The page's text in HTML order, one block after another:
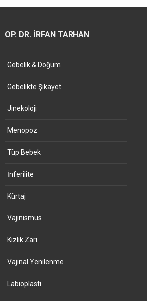
OP. DR. İRFAN TARHAN
Gebelik & Doğum
Gebelikte Şikayet
Jinekoloji
Menopoz
Tüp Bebek
İnferilite
Kürtaj
Vajinismus
Kızlık Zarı
Vajinal Yenilenme
Labioplasti